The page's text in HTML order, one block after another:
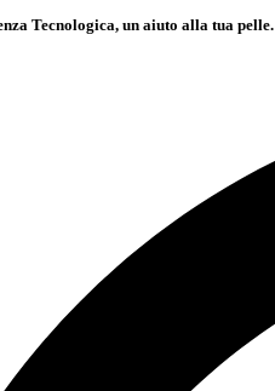
Tecnologica, un aiuto alla tua pelle.